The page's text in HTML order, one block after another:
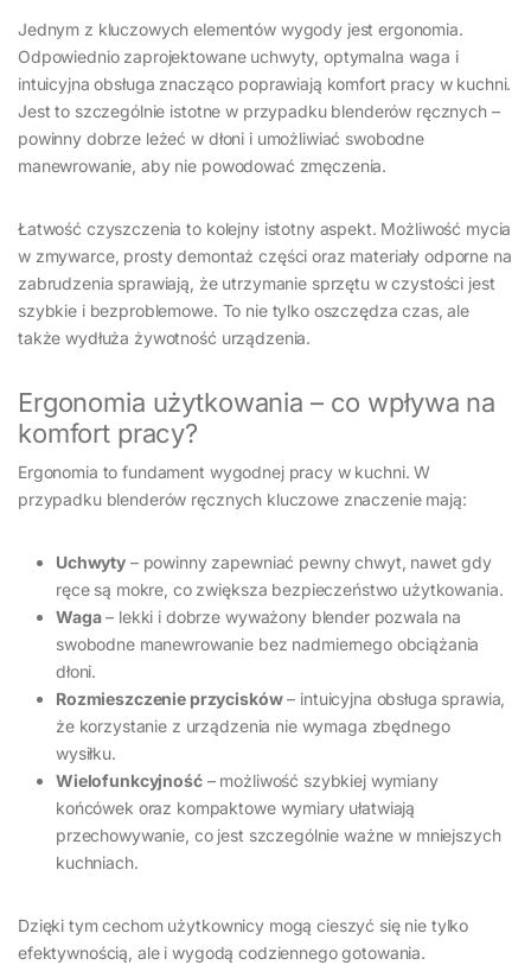
Jednym z kluczowych elementów wygody jest ergonomia.
Odpowiednio zaprojektowane uchwyty, optymalna waga i
intuicyjna obsługa znacząco poprawiają komfort pracy w kuchni.
Jest to szczególnie istotne w przypadku blenderów ręcznych –
powinny dobrze leżeć w dłoni i umożliwiać swobodne
manewrowanie, aby nie powodować zmęczenia.
Łatwość czyszczenia to kolejny istotny aspekt. Możliwość mycia
w zmywarce, prosty demontaż części oraz materiały odporne na
zabrudzenia sprawiają, że utrzymanie sprzętu w czystości jest
szybkie i bezproblemowe. To nie tylko oszczędza czas, ale
także wydłuża żywotność urządzenia.
Ergonomia użytkowania – co wpływa na
komfort pracy?
Ergonomia to fundament wygodnej pracy w kuchni. W
przypadku blenderów ręcznych kluczowe znaczenie mają:
Uchwyty – powinny zapewniać pewny chwyt, nawet gdy
ręce są mokre, co zwiększa bezpieczeństwo użytkowania.
Waga– lekki i dobrze wyważony blender pozwala na
swobodne manewrowanie bez nadmiernego obciążania
dłoni.
Rozmieszczenie przycisków– intuicyjna obsługa sprawia,
że korzystanie z urządzenia nie wymaga zbędnego
wysiłku.
Wielofunkcyjność– możliwość szybkiej wymiany
końcówek oraz kompaktowe wymiary ułatwiają
przechowywanie, co jest szczególnie ważne w mniejszych
kuchniach.
Dzięki tym cechom użytkownicy mogą cieszyć się nie tylko
efektywnością, ale i wygodą codziennego gotowania.